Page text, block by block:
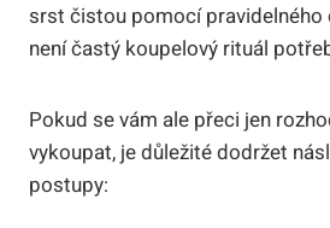
srst čistou pomocí pravidelného
není častý koupelový rituál
Pokud se vám ale přeci jen
vykoupat, je důležité dodržet
postupy: